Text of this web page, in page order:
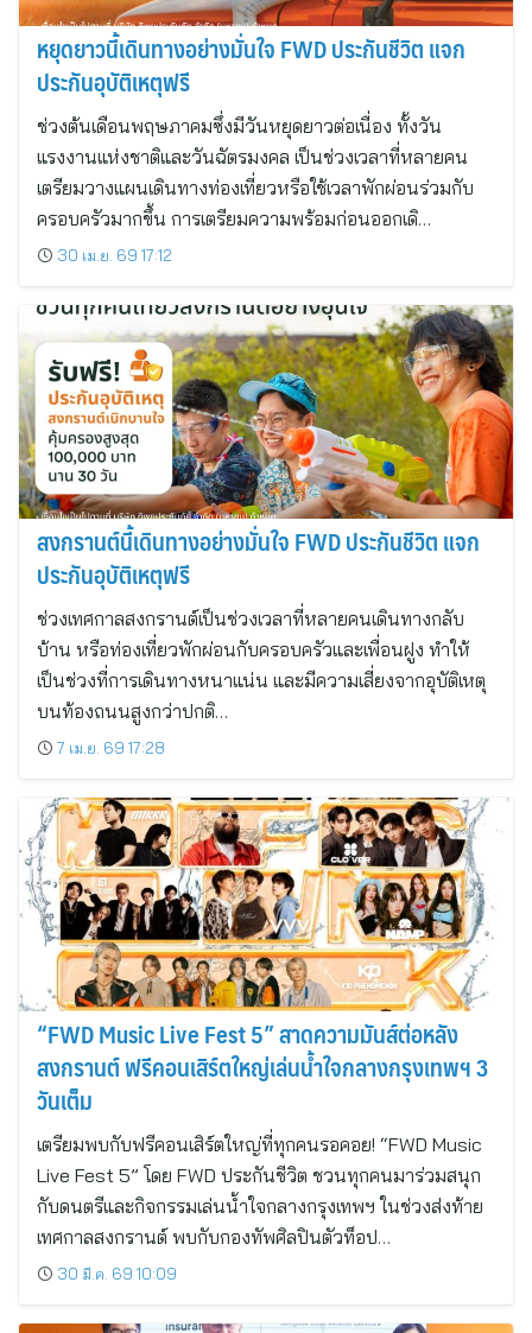
หยุดยาวนี้เดินทางอย่างมั่นใจ FWD ประกันชีวิต แจก
ประกันอุบัติเหตุฟรี
ช่วงต้นเดือนพฤษภาคมซึ่งมีวันหยุดยาวต่อเนื่อง ทั้งวัน
แรงงานแห่งชาติและวันฉัตรมงคล เป็นช่วงเวลาที่หลายคน
เตรียมวางแผนเดินทางท่องเที่ยวหรือใช้เวลาพักผ่อนร่วมกับ
ครอบครัวมากขึ้น การเตรียมความพร้อมก่อนออกเดิ…
30 เม.ย. 69 17:12
สงกรานต์นี้เดินทางอย่างมั่นใจ FWD ประกันชีวิต แจก
ประกันอุบัติเหตุฟรี
ช่วงเทศกาลสงกรานต์เป็นช่วงเวลาที่หลายคนเดินทางกลับ
บ้าน หรือท่องเที่ยวพักผ่อนกับครอบครัวและเพื่อนฝูง ทำให้
เป็นช่วงที่การเดินทางหนาแน่น และมีความเสี่ยงจากอุบัติเหตุ
บนท้องถนนสูงกว่าปกติ…
7 เม.ย. 69 17:28
“FWD Music Live Fest 5” สาดความมันส์ต่อหลัง
สงกรานต์ ฟรีคอนเสิร์ตใหญ่เล่นน้ำใจกลางกรุงเทพฯ 3
วันเต็ม
เตรียมพบกับฟรีคอนเสิร์ตใหญ่ที่ทุกคนรอคอย! “FWD Music
Live Fest 5” โดย FWD ประกันชีวิต ชวนทุกคนมาร่วมสนุก
กับดนตรีและกิจกรรมเล่นน้ำใจกลางกรุงเทพฯ ในช่วงส่งท้าย
เทศกาลสงกรานต์ พบกับกองทัพศิลปินตัวท็อป…
30 มี.ค. 69 10:09